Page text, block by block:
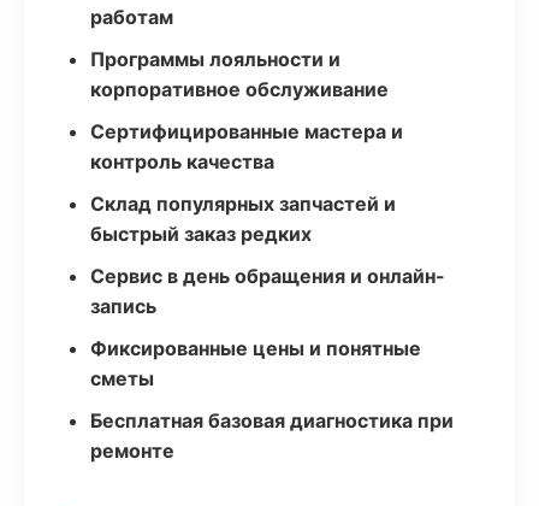
работам
Программы лояльности и
корпоративное обслуживание
Сертифицированные мастера и
контроль качества
Склад популярных запчастей и
быстрый заказ редких
Сервис в день обращения и онлайн-
запись
Фиксированные цены и понятные
сметы
Бесплатная базовая диагностика при
ремонте